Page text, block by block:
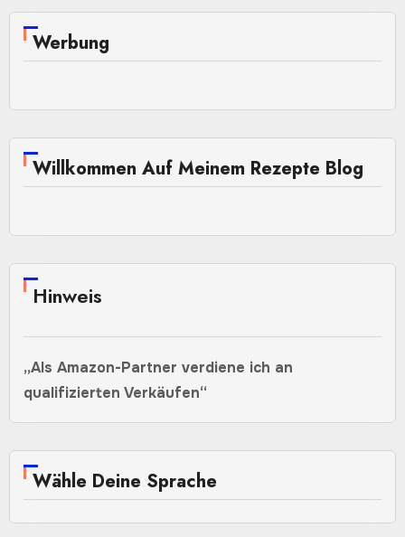
Werbung
Willkommen Auf Meinem Rezepte Blog
Hinweis
„Als Amazon-Partner verdiene ich an
qualifizierten Verkäufen“
Wähle Deine Sprache